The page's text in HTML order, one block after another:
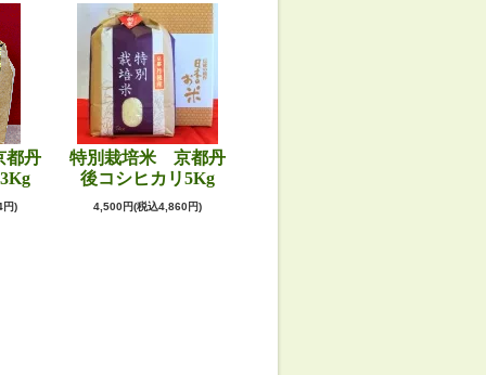
丹
円)
特別栽培米 京都丹
後コシヒカリ5Kg
4,500円(税込4,860円)